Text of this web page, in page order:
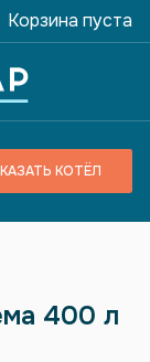
Корзина пуста
КОТЁЛ
400 л